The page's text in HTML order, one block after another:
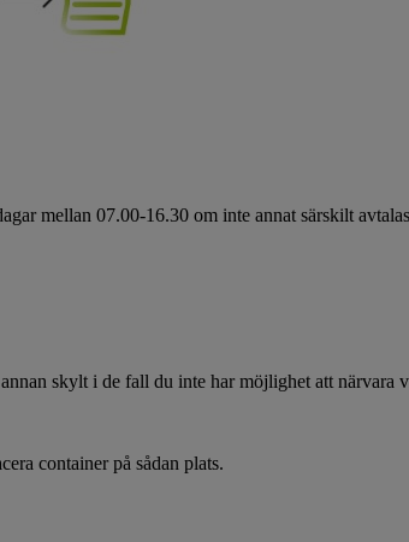
mellan 07.00-16.30 om inte annat särskilt
skylt i de fall du inte har möjlighet att närvara
container på sådan plats.